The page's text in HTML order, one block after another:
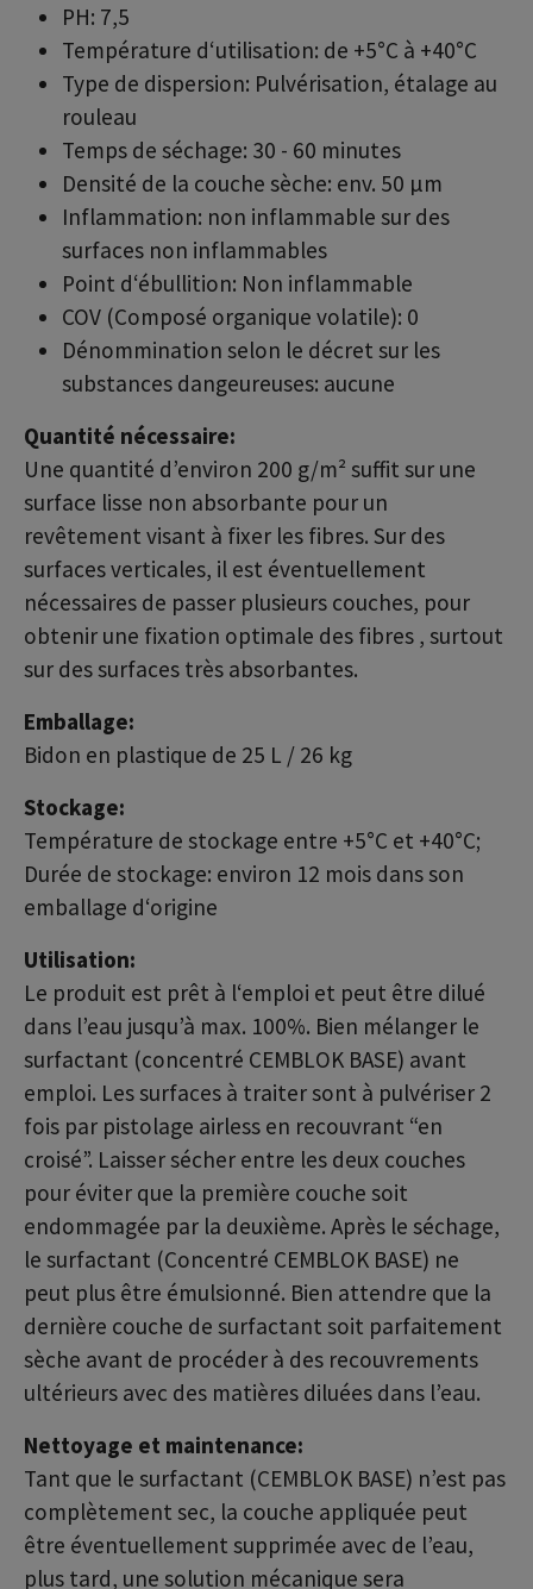
PH: 7,5
Température d‘utilisation: de +5°C à +40°C
Type de dispersion: Pulvérisation, étalage au
rouleau
Temps de séchage: 30 - 60 minutes
Densité de la couche sèche: env. 50 µm
Inflammation: non inflammable sur des
surfaces non inflammables
Point d‘ébullition: Non inflammable
COV (Composé organique volatile): 0
Dénommination selon le décret sur les
substances dangeureuses: aucune
Quantité nécessaire:
Une quantité d’environ 200 g/m² suffit sur une
surface lisse non absorbante pour un
revêtement visant à fixer les fibres. Sur des
surfaces verticales, il est éventuellement
nécessaires de passer plusieurs couches, pour
obtenir une fixation optimale des fibres , surtout
sur des surfaces très absorbantes.
Emballage:
Bidon en plastique de 25 L / 26 kg
Stockage:
Température de stockage entre +5°C et +40°C;
Durée de stockage: environ 12 mois dans son
emballage d‘origine
Utilisation:
Le produit est prêt à l‘emploi et peut être dilué
dans l’eau jusqu’à max. 100%. Bien mélanger le
surfactant (concentré CEMBLOK BASE) avant
emploi. Les surfaces à traiter sont à pulvériser 2
fois par pistolage airless en recouvrant “en
croisé”. Laisser sécher entre les deux couches
pour éviter que la première couche soit
endommagée par la deuxième. Après le séchage,
le surfactant (Concentré CEMBLOK BASE) ne
peut plus être émulsionné. Bien attendre que la
dernière couche de surfactant soit parfaitement
sèche avant de procéder à des recouvrements
ultérieurs avec des matières diluées dans l’eau.
Nettoyage et maintenance:
Tant que le surfactant (CEMBLOK BASE) n’est pas
complètement sec, la couche appliquée peut
être éventuellement supprimée avec de l’eau,
plus tard, une solution mécanique sera